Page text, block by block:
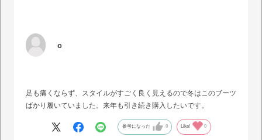
c
足も痛くならず、スタイルがすごく良く見えるので冬はこのブーツ
ばかり履いていました。来年も引き続き購入したいです。
参考になった 0 Like! 0